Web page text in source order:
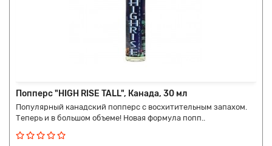
Попперс "HIGH RISE TALL", Канада, 30 мл
Популярный канадский попперс с восхитительным запахом.
Теперь и в большом объеме! Новая формула попп..